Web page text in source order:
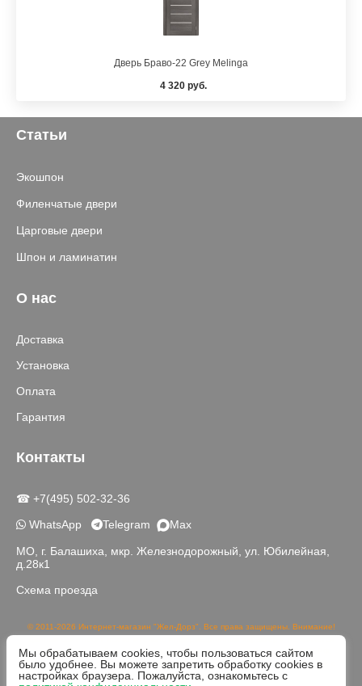
Дверь Браво-22 Grey Melinga
4 320 руб.
Статьи
Экошпон
Филенчатые двери
Царговые двери
Шпон и ламинатин
О нас
Доставка
Установка
Оплата
Гарантия
Контакты
☎ +7(495) 502-32-36
WhatsApp
Telegram Max
МО, г. Балашиха, мкр. Железнодорожный, ул. Юбилейная,
д.28к1
Схема проезда
© 2011-2026 Интернет-магазин "Жел-Дорз". Все права защищены. Внимание!
публичной офертой, определяемой положениями части 2 статьи 437 ГК РФ.
Реальный цвет товаров может отличаться от изображений на сайте в связи с
различной цветопередачей устройств для просмотра.
Мы обрабатываем cookies, чтобы пользоваться сайтом
было удобнее. Вы можете запретить обработку cookies в
настройках браузера. Пожалуйста, ознакомьтесь с